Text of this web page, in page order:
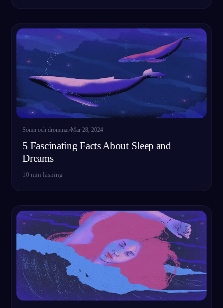
Sömn och drömmar Mar 28, 2024
5 Fascinating Facts About Sleep and
Dreams
10 min läsning